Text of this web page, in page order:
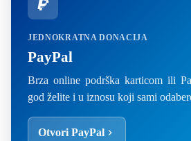
JEDNOKRATNA DONACIJA
PayPal
Brza online podrška karticom ili
god želite i u iznosu koji sami
Otvori PayPal